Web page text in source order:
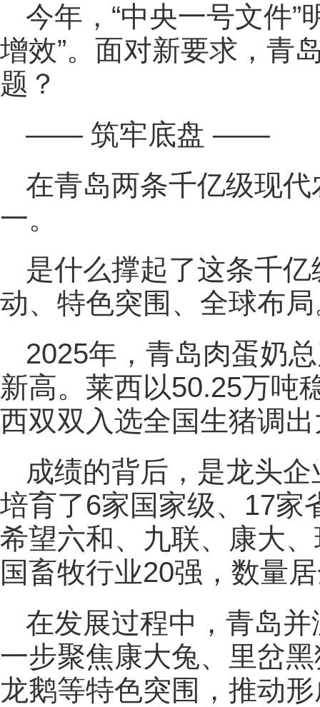
今年，“中央一号文件”
增效”。面对新要求，青
题？
—— 筑牢底盘 ——
在青岛两条千亿级现
一。
是什么撑起了这条千
动、特色突围、全球布
2025年，青岛肉蛋奶
新高。莱西以50.25万吨
西双双入选全国生猪调
成绩的背后，是龙头
培育了6家国家级、17家
希望六和、九联、康大
国畜牧行业20强，数量
在发展过程中，青岛并
一步聚焦康大兔、里岔
龙鹅等特色突围，推动